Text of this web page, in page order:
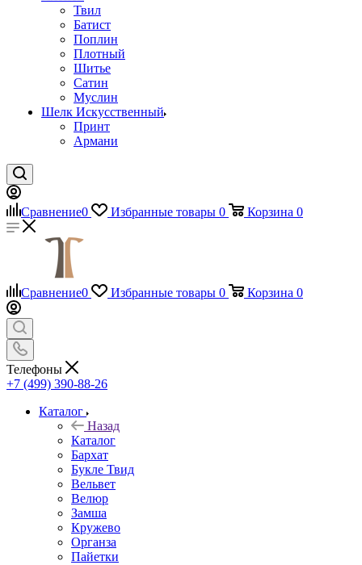
Твил
Батист
Поплин
Плотный
Шитье
Сатин
Муслин
Шелк Искусственный
Принт
Армани
Сравнение0 Избранные товары 0 Корзина 0
Сравнение0 Избранные товары 0 Корзина 0
Телефоны
+7 (499) 390-88-26
Каталог
Назад
Каталог
Бархат
Букле Твид
Вельвет
Велюр
Замша
Кружево
Органза
Пайетки